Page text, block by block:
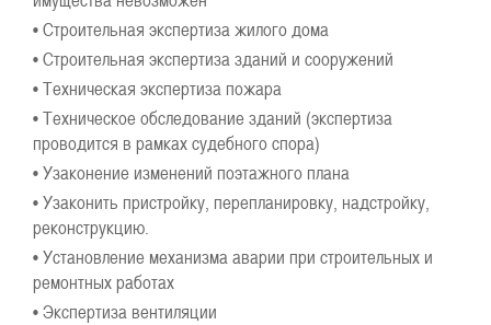
• Строительная экспертиза жилого дома
• Строительная экспертиза зданий и сооружений
• Техническая экспертиза пожара
• Техническое обследование зданий (экспертиза
проводится в рамках судебного спора)
• Узаконение изменений поэтажного плана
• Узаконить пристройку, перепланировку, надстройку,
реконструкцию.
• Установление механизма аварии при строительных и
ремонтных работах
• Экспертиза вентиляции